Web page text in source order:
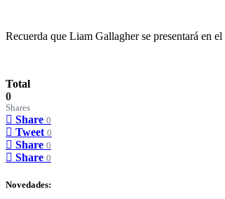
Recuerda que Liam Gallagher se presentará en
Total
0
Shares
Share 0
Tweet 0
Share 0
Share 0
Novedades: